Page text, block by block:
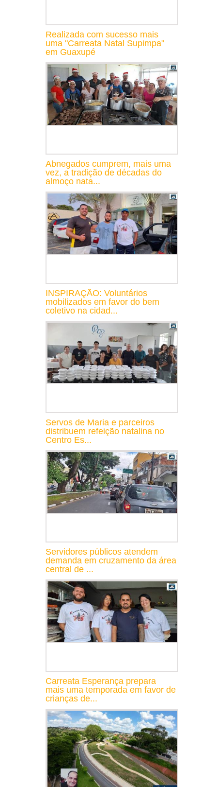
Realizada com sucesso mais
uma "Carreata Natal Supimpa"
em Guaxupé
Abnegados cumprem, mais uma
vez, a tradição de décadas do
almoço nata...
INSPIRAÇÃO: Voluntários
mobilizados em favor do bem
coletivo na cidad...
Servos de Maria e parceiros
distribuem refeição natalina no
Centro Es...
Servidores públicos atendem
demanda em cruzamento da área
central de ...
Carreata Esperança prepara
mais uma temporada em favor de
crianças de...